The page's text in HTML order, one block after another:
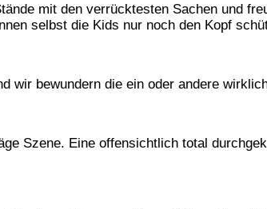
mit den verrücktesten Sachen und
selbst die Kids nur noch den Kopf
wir bewundern die ein oder andere
Szene. Eine offensichtlich total